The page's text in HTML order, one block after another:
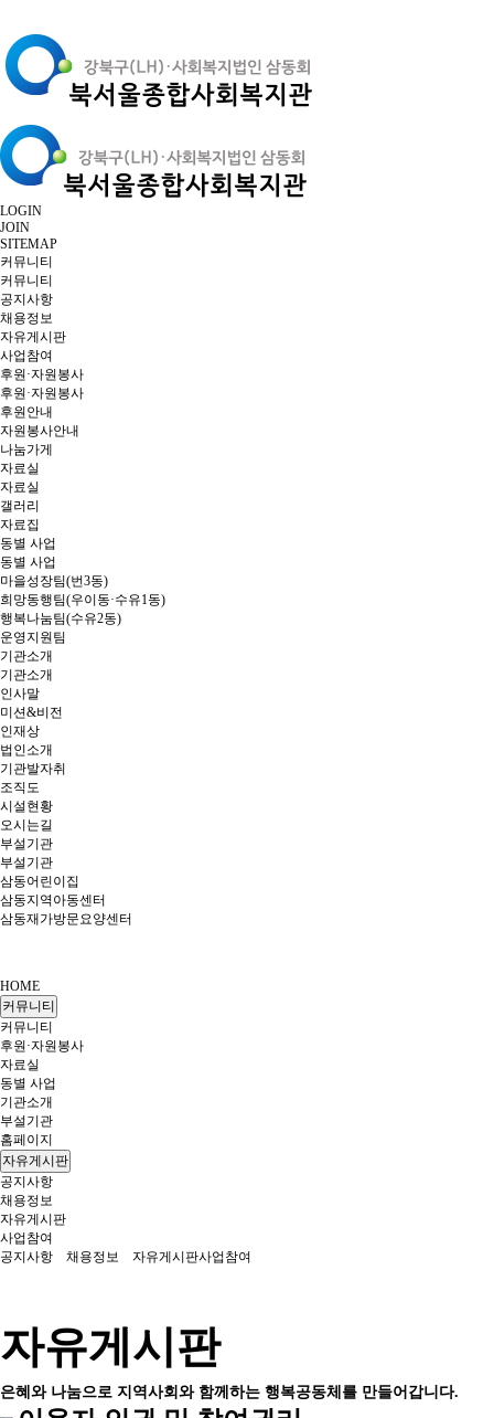
LOGIN
JOIN
SITEMAP
커뮤니티
커뮤니티
공지사항
채용정보
자유게시판
사업참여
후원·자원봉사
후원·자원봉사
후원안내
자원봉사안내
나눔가게
자료실
자료실
갤러리
자료집
동별 사업
동별 사업
마을성장팀(번3동)
희망동행팀(우이동·수유1동)
행복나눔팀(수유2동)
운영지원팀
기관소개
기관소개
인사말
미션&비전
인재상
법인소개
기관발자취
조직도
시설현황
오시는길
부설기관
부설기관
삼동어린이집
삼동지역아동센터
삼동재가방문요양센터
HOME
커뮤니티
커뮤니티
후원·자원봉사
자료실
동별 사업
기관소개
부설기관
홈페이지
자유게시판
공지사항
채용정보
자유게시판
사업참여
공지사항
채용정보 자유게시판사업참여
자유게시판
은혜와 나눔으로 지역사회와 함께하는 행복공동체를 만들어갑니다.